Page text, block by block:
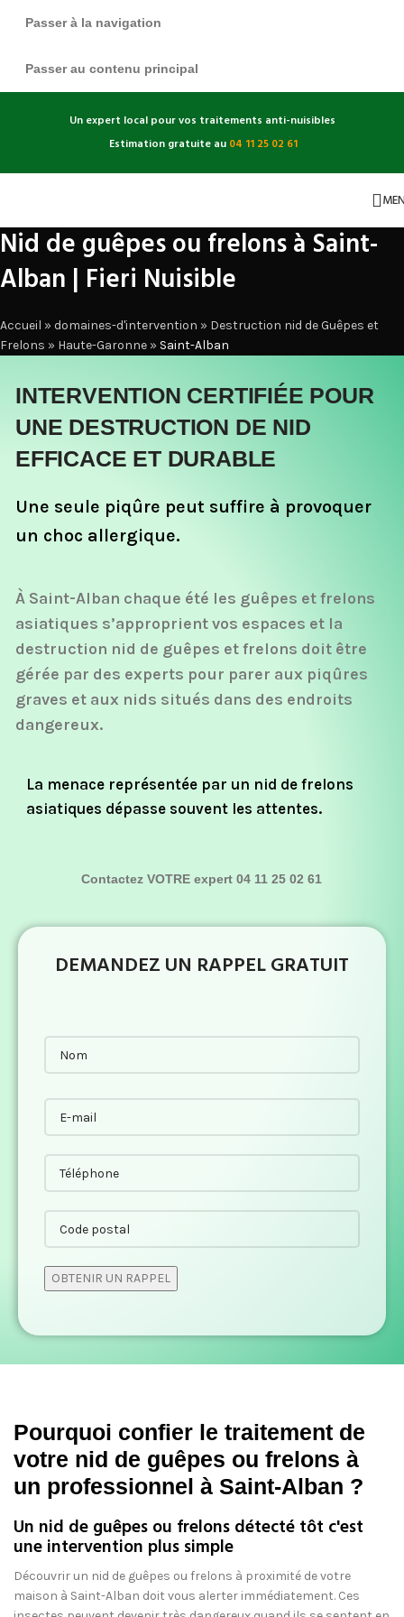
Passer à la navigation
Passer au contenu principal
Un expert local pour vos traitements anti-nuisibles
Estimation gratuite au 04 11 25 02 61
Nid de guêpes ou frelons à Saint-
Alban | Fieri Nuisible
Accueil » domaines-d'intervention » Destruction nid de Guêpes et
Frelons » Haute-Garonne » Saint-Alban
INTERVENTION CERTIFIÉE POUR
UNE DESTRUCTION DE NID
EFFICACE ET DURABLE
Une seule piqûre peut suffire à provoquer
un choc allergique.
À Saint-Alban chaque été les guêpes et frelons
asiatiques s’approprient vos espaces et la
destruction nid de guêpes et frelons doit être
gérée par des experts pour parer aux piqûres
graves et aux nids situés dans des endroits
dangereux.
La menace représentée par un nid de frelons
asiatiques dépasse souvent les attentes.
Contactez VOTRE expert 04 11 25 02 61
DEMANDEZ UN RAPPEL GRATUIT
Pourquoi confier le traitement de
votre nid de guêpes ou frelons à
un professionnel à Saint-Alban ?
Un nid de guêpes ou frelons détecté tôt c'est
une intervention plus simple
Découvrir un nid de guêpes ou frelons à proximité de votre
maison à Saint-Alban doit vous alerter immédiatement. Ces